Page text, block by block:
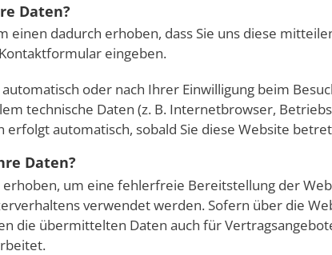
Daten?
einen dadurch erhoben, dass Sie uns diese
eingeben.
oder nach Ihrer Einwilligung beim
technische Daten (z. B. Internetbrowser,
erfolgt automatisch, sobald Sie diese Website
Daten?
erhoben, um eine fehlerfreie Bereitstellung der
verwendet werden. Sofern über die
die übermittelten Daten auch für